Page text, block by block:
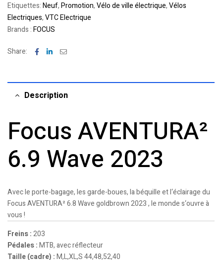
Etiquettes:Neuf,Promotion,Vélo de ville électrique,Vélos
Electriques,VTC Electrique
Brands :FOCUS
Share: Facebook
LinkedinEmail
Description
Focus AVENTURA²
6.9 Wave 2023
Avec le porte-bagage, les garde-boues, la béquille et l‘éclairage du
Focus AVENTURA² 6.8 Wave goldbrown 2023 , le monde s‘ouvre à
vous !
Freins :203
Pédales :MTB, avec réflecteur
Taille (cadre) :M,L,XL,S 44,48,52,40